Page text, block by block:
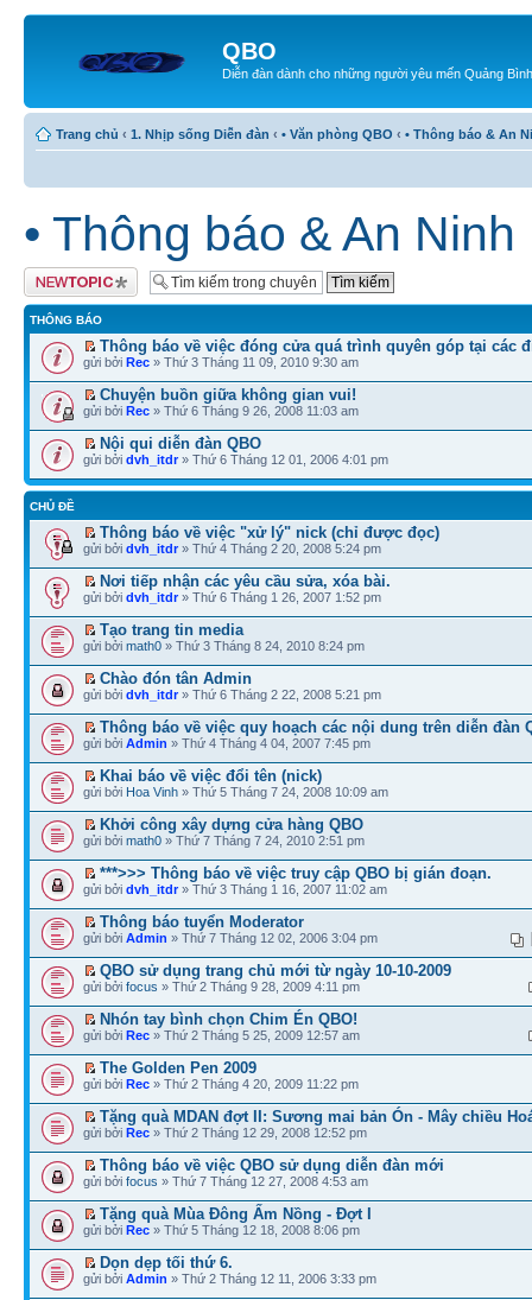
QBO
Diễn đàn dành cho những người yêu mến Quảng Bình
Trang chủ ‹ 1. Nhịp sống Diễn đàn ‹ • Văn phòng QBO ‹ • Thông báo & An
• Thông báo & An Ninh
Tạo chủ đề mới
THÔNG BÁO
Thông báo về việc đóng cửa quá trình quyên góp tại các
gửi bởi Rec » Thứ 3 Tháng 11 09, 2010 9:30 am
Chuyện buồn giữa không gian vui!
gửi bởi Rec » Thứ 6 Tháng 9 26, 2008 11:03 am
Nội qui diễn đàn QBO
gửi bởi dvh_itdr» Thứ 6 Tháng 12 01, 2006 4:01 pm
CHỦ ĐỀ
Thông báo về việc "xử lý" nick (chỉ được đọc)
gửi bởi dvh_itdr » Thứ 4 Tháng 2 20, 2008 5:24 pm
Nơi tiếp nhận các yêu cầu sửa, xóa bài.
gửi bởi dvh_itdr» Thứ 6 Tháng 1 26, 2007 1:52 pm
Tạo trang tin media
gửi bởi math0 » Thứ 3 Tháng 8 24, 2010 8:24 pm
Chào đón tân Admin
gửi bởi dvh_itdr» Thứ 6 Tháng 2 22, 2008 5:21 pm
Thông báo về việc quy hoạch các nội dung trên diễn đàn
gửi bởi Admin » Thứ 4 Tháng 4 04, 2007 7:45 pm
Khai báo về việc đổi tên (nick)
gửi bởi Hoa Vinh » Thứ 5 Tháng 7 24, 2008 10:09 am
Khởi công xây dựng cửa hàng QBO
gửi bởi math0 » Thứ 7 Tháng 7 24, 2010 2:51 pm
***>>> Thông báo về việc truy cập QBO bị gián đoạn.
gửi bởi dvh_itdr» Thứ 3 Tháng 1 16, 2007 11:02 am
Thông báo tuyển Moderator
gửi bởi Admin » Thứ 7 Tháng 12 02, 2006 3:04 pm
QBO sử dụng trang chủ mới từ ngày 10-10-2009
gửi bởi focus » Thứ 2 Tháng 9 28, 2009 4:11 pm
Nhón tay bình chọn Chim Én QBO!
gửi bởi Rec » Thứ 2 Tháng 5 25, 2009 12:57 am
The Golden Pen 2009
gửi bởi Rec » Thứ 2 Tháng 4 20, 2009 11:22 pm
Tặng quà MDAN đợt II: Sương mai bản Ón - Mây chiều
gửi bởi Rec » Thứ 2 Tháng 12 29, 2008 12:52 pm
Thông báo về việc QBO sử dụng diễn đàn mới
gửi bởi focus » Thứ 7 Tháng 12 27, 2008 4:53 am
Tặng quà Mùa Đông Ấm Nồng - Đợt I
gửi bởi Rec » Thứ 5 Tháng 12 18, 2008 8:06 pm
Dọn dẹp tối thứ 6.
gửi bởi Admin » Thứ 2 Tháng 12 11, 2006 3:33 pm